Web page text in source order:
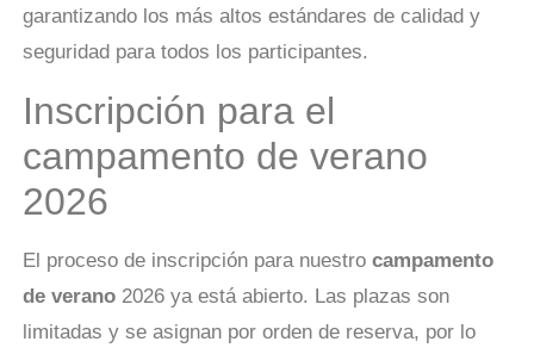
garantizando los más altos estándares de calidad y
seguridad para todos los participantes.
Inscripción para el
campamento de verano
2026
El proceso de inscripción para nuestro campamento
de verano2026 ya está abierto. Las plazas son
limitadas y se asignan por orden de reserva, por lo